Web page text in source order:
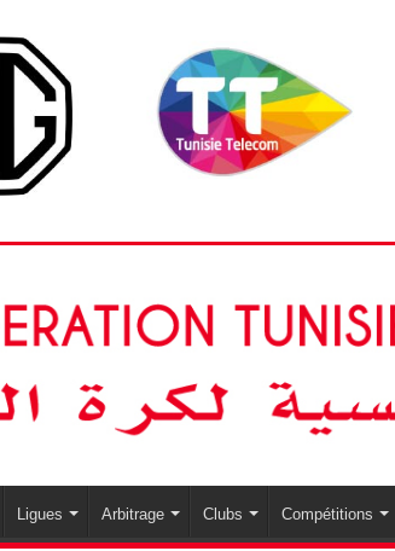
Ligues Arbitrage Clubs Compétitions